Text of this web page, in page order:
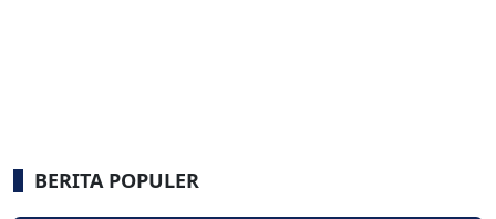
BERITA POPULER